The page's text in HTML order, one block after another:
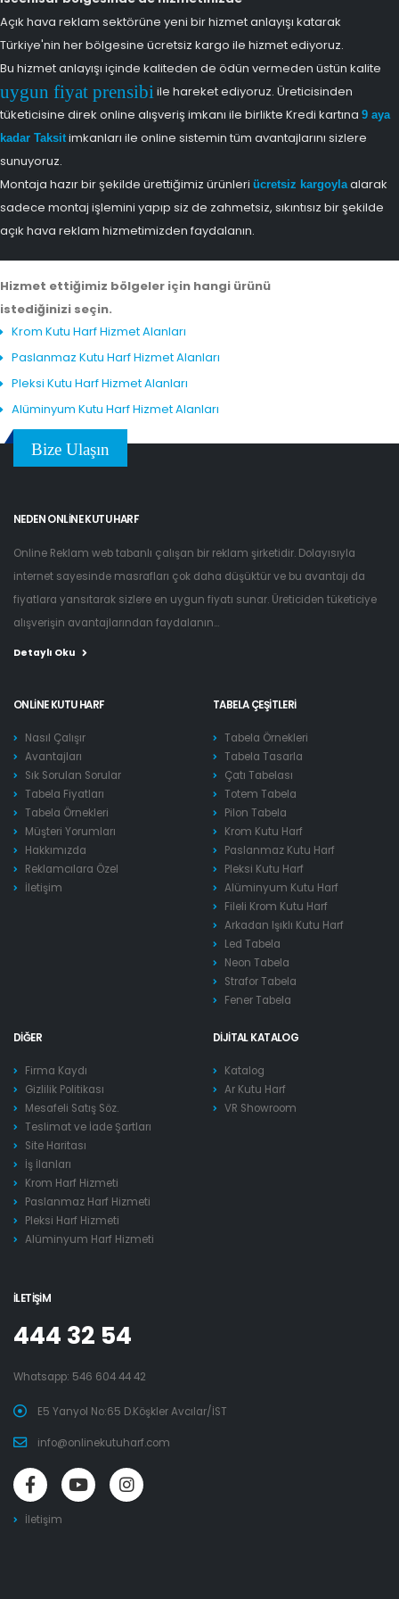
Açık hava reklam sektörüne yeni bir hizmet anlayışı katarak
Türkiye'nin her bölgesine ücretsiz kargo ile hizmet ediyoruz.
Bu hizmet anlayışı içinde kaliteden de ödün vermeden üstün kalite
uygun fiyat prensibi ile hareket ediyoruz. Üreticisinden
tüketicisine direk online alışveriş imkanı ile birlikte Kredi kartına 9 aya
kadar Taksitimkanları ile online sistemin tüm avantajlarını sizlere
sunuyoruz.
Montaja hazır bir şekilde ürettiğimiz ürünleri ücretsiz kargoylaalarak
sadece montaj işlemini yapıp siz de zahmetsiz, sıkıntısız bir şekilde
açık hava reklam hizmetimizden faydalanın.
Hizmet ettiğimiz bölgeler için hangi ürünü
istediğinizi seçin.
Krom Kutu Harf Hizmet Alanları
Paslanmaz Kutu Harf Hizmet Alanları
Pleksi Kutu Harf Hizmet Alanları
Alüminyum Kutu Harf Hizmet Alanları
Bize Ulaşın
NEDEN ONLINE KUTU HARF
Online Reklam web tabanlı çalışan bir reklam şirketidir. Dolayısıyla
internet sayesinde masrafları çok daha düşüktür ve bu avantajı da
fiyatlara yansıtarak sizlere en uygun fiyatı sunar. Üreticiden tüketiciye
alışverişin avantajlarından faydalanın...
Detaylı Oku
ONLINE KUTU HARF
Nasıl Çalışır
Avantajları
Sık Sorulan Sorular
Tabela Fiyatları
Tabela Örnekleri
Müşteri Yorumları
Hakkımızda
Reklamcılara Özel
İletişim
TABELA ÇEŞITLERI
Tabela Örnekleri
Tabela Tasarla
Çatı Tabelası
Totem Tabela
Pilon Tabela
Krom Kutu Harf
Paslanmaz Kutu Harf
Pleksi Kutu Harf
Alüminyum Kutu Harf
Fileli Krom Kutu Harf
Arkadan Işıklı Kutu Harf
Led Tabela
Neon Tabela
Strafor Tabela
Fener Tabela
DIĞER
Firma Kaydı
Gizlilik Politikası
Mesafeli Satış Söz.
Teslimat ve İade Şartları
Site Haritası
İş İlanları
Krom Harf Hizmeti
Paslanmaz Harf Hizmeti
Pleksi Harf Hizmeti
Alüminyum Harf Hizmeti
DIJITAL KATALOG
Katalog
Ar Kutu Harf
VR Showroom
İLETIŞIM
444 32 54
Whatsapp: 546 604 44 42
E5 Yanyol No:65 D.Köşkler Avcılar/İST
info@onlinekutuharf.com
İletişim